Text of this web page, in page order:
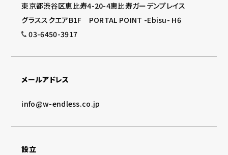
東京都渋谷区恵比寿4-20-4恵比寿ガーデンプレイス
グラススクエアB1F PORTAL POINT -Ebisu- H6
03-6450-3917
メールアドレス
info@w-endless.co.jp
設立